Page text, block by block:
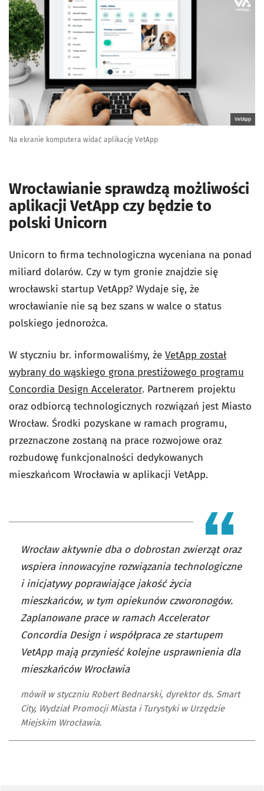
VetApp
Na ekranie komputera widać aplikację VetApp
Wrocławianie sprawdzą możliwości
aplikacji VetApp czy będzie to
polski Unicorn
Unicorn to firma technologiczna wyceniana na ponad
miliard dolarów. Czy w tym gronie znajdzie się
wrocławski startup VetApp? Wydaje się, że
wrocławianie nie są bez szans w walce o status
polskiego jednorożca.
W styczniu br. informowaliśmy, że VetApp został
wybrany do wąskiego grona prestiżowego programu
Concordia Design Accelerator. Partnerem projektu
oraz odbiorcą technologicznych rozwiązań jest Miasto
Wrocław. Środki pozyskane w ramach programu,
przeznaczone zostaną na prace rozwojowe oraz
rozbudowę funkcjonalności dedykowanych
mieszkańcom Wrocławia w aplikacji VetApp.
Wrocław aktywnie dba o dobrostan zwierząt oraz
wspiera innowacyjne rozwiązania technologiczne
i inicjatywy poprawiające jakość życia
mieszkańców, w tym opiekunów czworonogów.
Zaplanowane prace w ramach Accelerator
Concordia Design i współpraca ze startupem
VetApp mają przynieść kolejne usprawnienia dla
mieszkańców Wrocławia
mówił w styczniu Robert Bednarski, dyrektor ds. Smart
City, Wydział Promocji Miasta i Turystyki w Urzędzie
Miejskim Wrocławia.